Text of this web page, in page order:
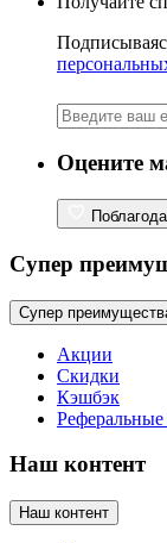
Оцените
Супер
Супер
Акции
Скидки
Кэшбэк
Наш контент
Наш контент